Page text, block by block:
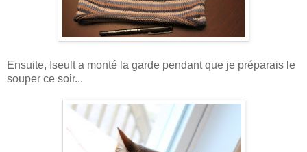
Ensuite, Iseult a monté la garde pendant que je préparais le
souper ce soir...